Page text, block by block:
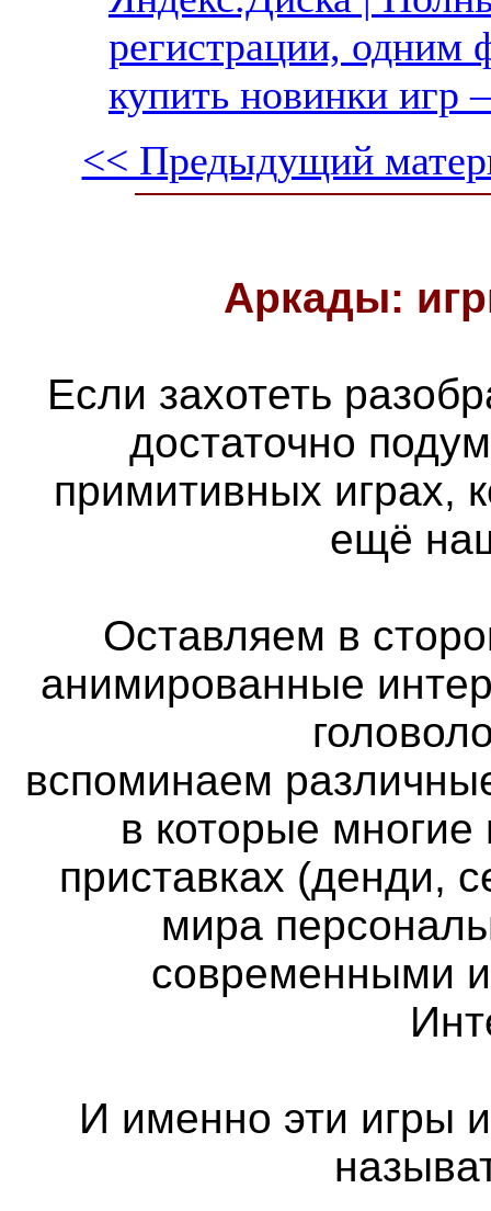
регистрации, одним
купить новинки
<< Предыдущий
Аркады:
Если захотеть
достаточно
примитивных играх,
ещё
Оставляем в
анимированные
вспоминаем
в которые
приставках (денди,
мира
современными
И именно эти игры